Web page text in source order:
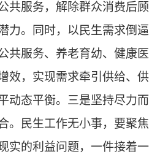
共服务，解除群众消费后顾
力。同时，以民生需求倒逼
共服务、养老育幼、健康医
效，实现需求牵引供给、供
动态平衡。三是坚持尽力而
。民生工作无小事，要聚焦
实的利益问题，一件接着一